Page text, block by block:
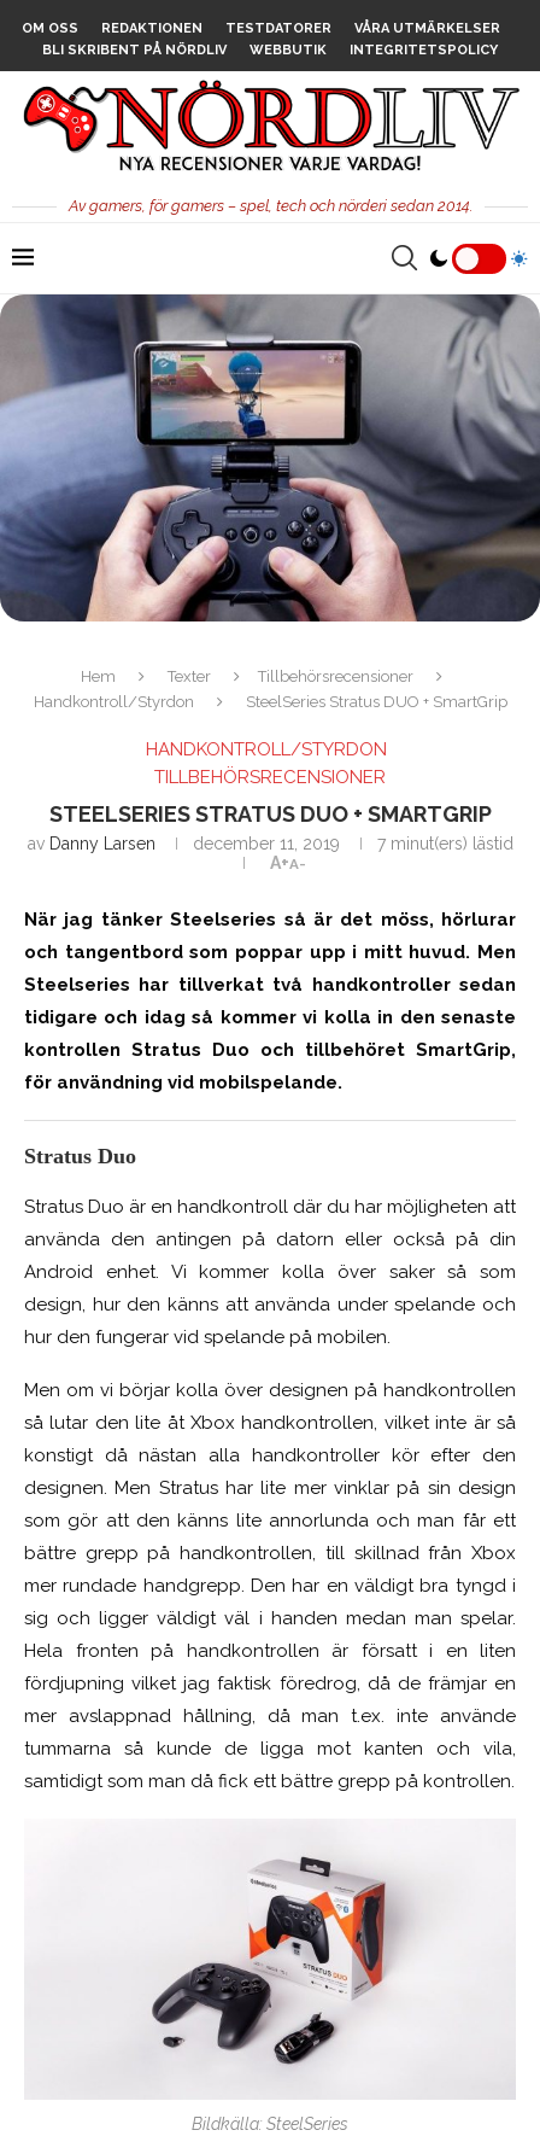
OM OSS REDAKTIONEN TESTDATORER
VÅRA UTMÄRKELSER
BLI SKRIBENT PÅ NÖRDLIV
WEBBUTIK INTEGRITETSPOLICY
Av gamers, för gamers – spel, tech och nörderi sedan 2014.
Hem Texter
Tillbehörsrecensioner
Handkontroll/Styrdon
SteelSeries Stratus DUO + SmartGrip
HANDKONTROLL/STYRDON
TILLBEHÖRSRECENSIONER
STEELSERIES STRATUS DUO + SMARTGRIP
av Danny Larsen december 11, 2019
7 minut(ers) lästid
A+A-
När jag tänker Steelseries så är det möss, hörlurar
och tangentbord som poppar upp i mitt huvud. Men
Steelseries har tillverkat två handkontroller sedan
tidigare och idag så kommer vi kolla in den senaste
kontrollen Stratus Duo och tillbehöret SmartGrip,
för användning vid mobilspelande.
Stratus Duo
Stratus Duo är en handkontroll där du har möjligheten att
använda den antingen på datorn eller också på din
Android enhet. Vi kommer kolla över saker så som
design, hur den känns att använda under spelande och
hur den fungerar vid spelande på mobilen.
Men om vi börjar kolla över designen på handkontrollen
så lutar den lite åt Xbox handkontrollen, vilket inte är så
konstigt då nästan alla handkontroller kör efter den
designen. Men Stratus har lite mer vinklar på sin design
som gör att den känns lite annorlunda och man får ett
bättre grepp på handkontrollen, till skillnad från Xbox
mer rundade handgrepp. Den har en väldigt bra tyngd i
sig och ligger väldigt väl i handen medan man spelar.
Hela fronten på handkontrollen är försatt i en liten
fördjupning vilket jag faktisk föredrog, då de främjar en
mer avslappnad hållning, då man t.ex. inte använde
tummarna så kunde de ligga mot kanten och vila,
samtidigt som man då fick ett bättre grepp på kontrollen.
Bildkälla: SteelSeries